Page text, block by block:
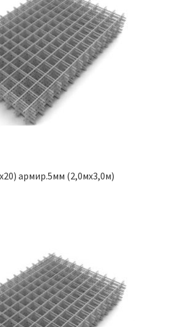
армир.5мм (2,0мх3,0м)